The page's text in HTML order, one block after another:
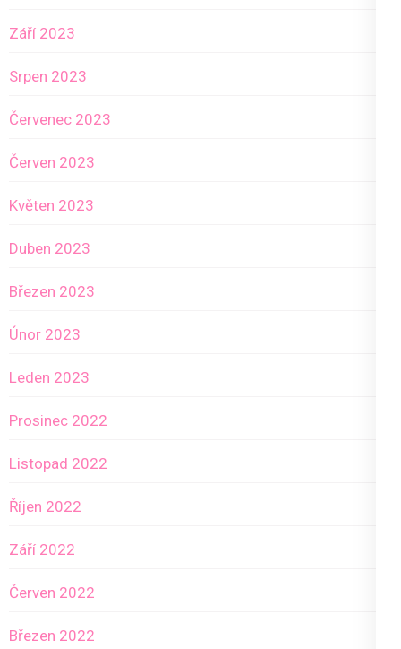
Září 2023
Srpen 2023
Červenec 2023
Červen 2023
Květen 2023
Duben 2023
Březen 2023
Únor 2023
Leden 2023
Prosinec 2022
Listopad 2022
Říjen 2022
Září 2022
Červen 2022
Březen 2022